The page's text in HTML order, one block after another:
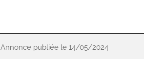
Annonce publiée le 14/05/2024